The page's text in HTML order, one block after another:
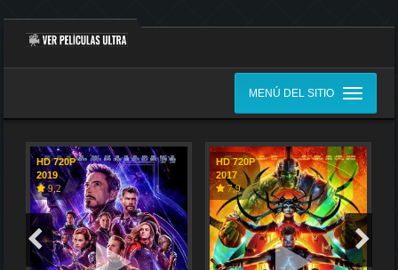
MENÚ DEL SITIO
HD 720P
2019
9,2
HD 720P
2017
7,9